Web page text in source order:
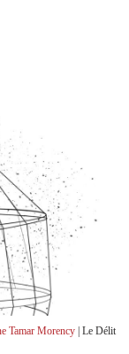
Tamar Morency | Le Délit